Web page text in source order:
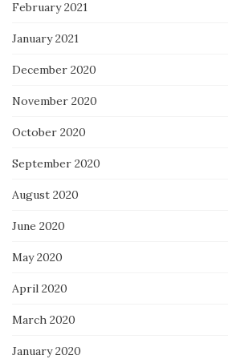
February 2021
January 2021
December 2020
November 2020
October 2020
September 2020
August 2020
June 2020
May 2020
April 2020
March 2020
January 2020